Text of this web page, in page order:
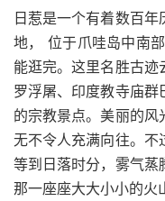
日惹是一个有着数百
地， 位于爪哇岛中南
能逛完。这里名胜古迹
罗浮屠、印度教寺庙群
的宗教景点。美丽的风
无不令人充满向往。不
等到日落时分，雾气蒸
那一座座大大小小的火